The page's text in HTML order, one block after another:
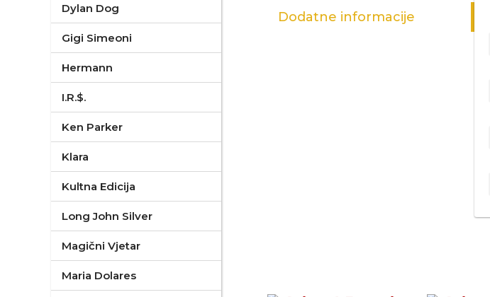
Dylan Dog
Gigi Simeoni
Hermann
I.R.$.
Ken Parker
Klara
Kultna Edicija
Long John Silver
Magični Vjetar
Maria Dolares
Dodatne informacije